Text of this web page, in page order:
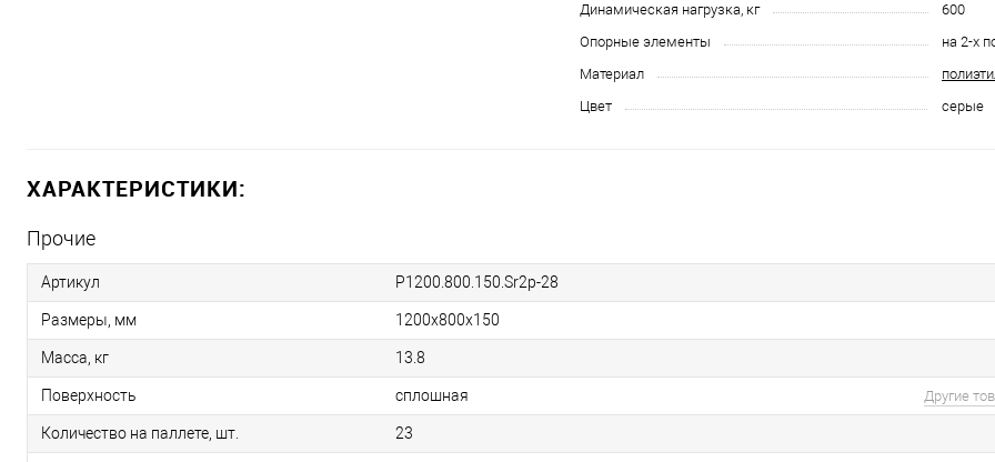
Динамическая нагрузка, кг
600
Опорные элементы
на 2-х
Материал
Цвет
серые
ХАРАКТЕРИСТИКИ:
Прочие
Артикул Р1200.800.150.Sr2р-28
Размеры, мм 1200х800х150
Масса, кг 13.8
Поверхность сплошная Другие
Количество на паллете, шт. 23